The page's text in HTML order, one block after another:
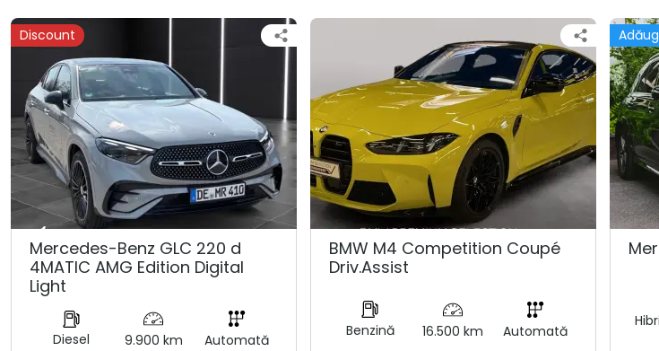
Discount
Mercedes-Benz GLC 220 d
4MATIC AMG Edition Digital
Light
Diesel 9.900 km Automată
BMW M4 Competition Coupé
Driv.Assist
Benzină 16.500 km Automată